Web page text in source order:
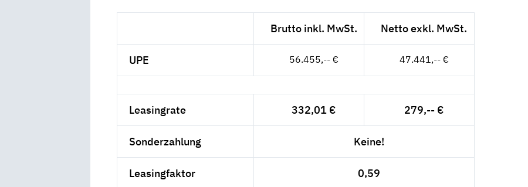
Brutto inkl. MwSt. Netto exkl. MwSt.
UPE 56.455,-- € 47.441,-- €
Leasingrate 332,01 € 279,-- €
Sonderzahlung Keine!
Leasingfaktor 0,59